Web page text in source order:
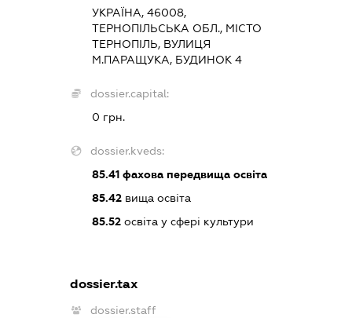
УКРАЇНА, 46008,
ТЕРНОПІЛЬСЬКА ОБЛ., МІСТО
ТЕРНОПІЛЬ, ВУЛИЦЯ
М.ПАРАЩУКА, БУДИНОК 4
dossier.capital:
0 грн.
dossier.kveds:
85.41 фахова передвища освіта
85.42 вища освіта
85.52 освіта у сфері культури
dossier.tax
dossier.staff